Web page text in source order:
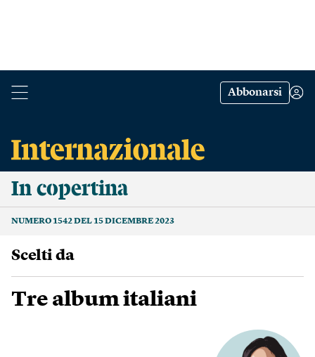
Abbonarsi
In copertina
NUMERO 1542 DEL 15 DICEMBRE 2023
scelti da
Tre album italiani